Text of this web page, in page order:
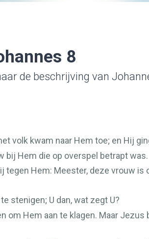
8
de beschrijving van
volk kwam naar Hem toe; en Hij
bij Hem die op overspel betrapt was.
tegen Hem: Meester, deze vrouw
stenigen; U dan, wat zegt U?
om Hem aan te klagen. Maar